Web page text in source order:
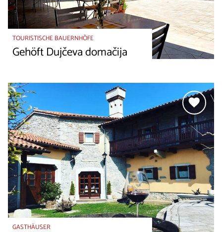
TOURISTISCHE BAUERNHÖFE
Gehöft Dujčeva domačija
GASTHÄUSER